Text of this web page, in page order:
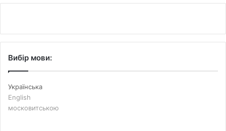
Вибір мови:
Українська
English
московитською